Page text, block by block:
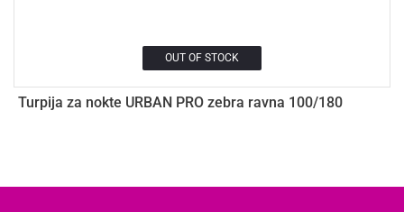
OUT OF STOCK
Turpija za nokte URBAN PRO zebra ravna 100/180